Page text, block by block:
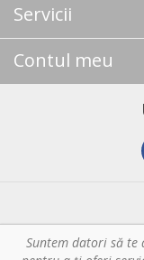
Servicii
Contul meu
Suntem datori să te